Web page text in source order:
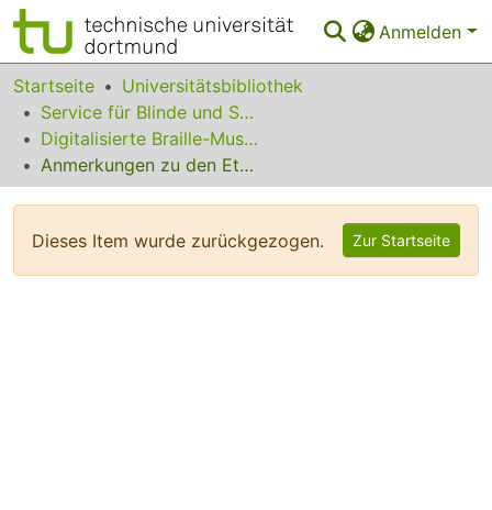
Anmelden
Bereiche & Sammlungen
Das gesamte Repositorium
Statistiken
Startseite
Universitätsbibliothek
Service für Blinde und Sehbehinderte
Digitalisierte Braille-Musik-Matrizen des VzfB
Anmerkungen zu den Etüden von Cramer
Dieses Item wurde zurückgezogen. Zur Startseite